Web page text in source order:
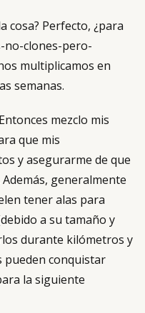
cosa? Perfecto, ¿para
no-clones-pero-
multiplicamos en
semanas.
mezclo mis
que mis
y asegurarme de que
generalmente
tener alas para
a su tamaño y
durante kilómetros y
pueden conquistar
la siguiente